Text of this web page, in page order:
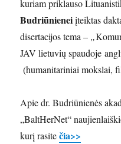
kuriam priklauso
Budriūnieneiįteiktas
disertacijos tema – „
JAV lietuvių spaudoje
(humanitariniai mokslai,
Apie dr. Budriūnienės
„BaltHerNet“
kurį rasitečia>>